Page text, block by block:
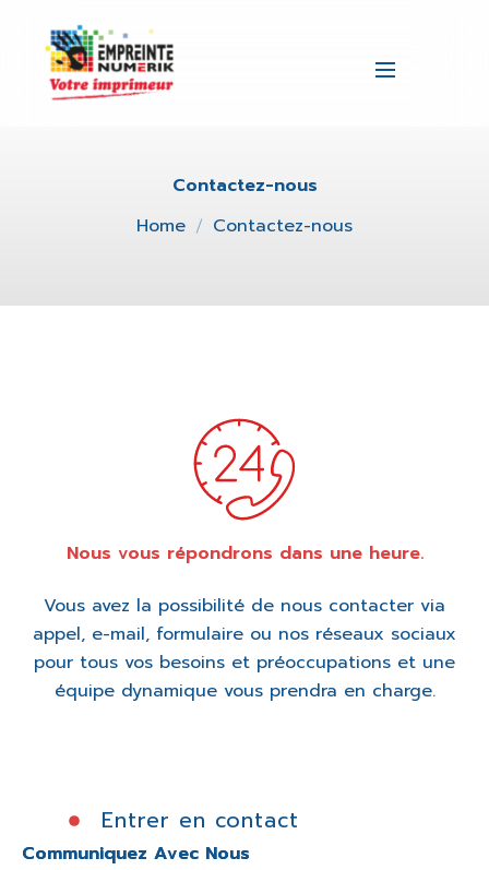
Contactez-nous
Home
Contactez-nous
Nous vous répondrons dans une heure.
Vous avez la possibilité de nous contacter via
appel, e-mail, formulaire ou nos réseaux sociaux
pour tous vos besoins et préoccupations et une
équipe dynamique vous prendra en charge.
Entrer en contact
Communiquez Avec Nous